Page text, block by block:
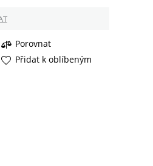
Porovnat
Přidat k oblíbeným